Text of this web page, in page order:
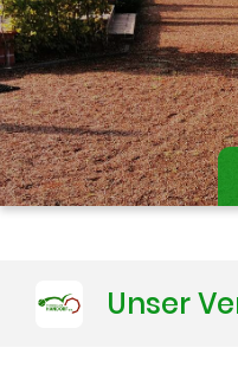
Unser